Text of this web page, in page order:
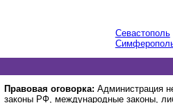
Севастополь
Правовая оговорка: Администрация
законы РФ, международные законы,